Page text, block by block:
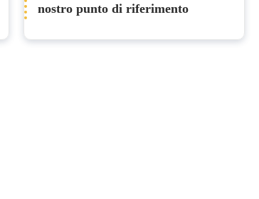
nostro punto di riferimento